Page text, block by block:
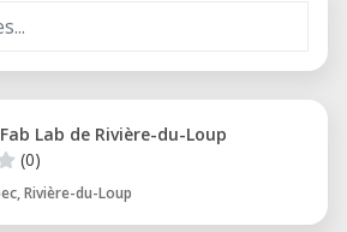
Lab de Rivière-du-Loup
(0)
Rivière-du-Loup